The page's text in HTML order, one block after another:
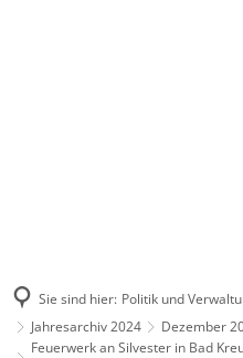
Sie sind hier: Politik und
Jahresarchiv 2024
Dezember
Feuerwerk an Silvester in Bad